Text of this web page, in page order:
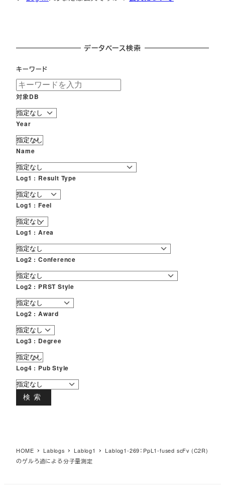
データベース検索
キーワード
対象DB
Year
Name
Log1 : Result Type
Log1 : Feel
Log1 : Area
Log2 : Conference
Log2 : PRST Style
Log2 : Award
Log3 : Degree
Log4 : Pub Style
検索
HOME Lablogs Lablog1
Lablog1-269：PpL1-fused scFv (C2R)
のゲルろ過による分子量測定